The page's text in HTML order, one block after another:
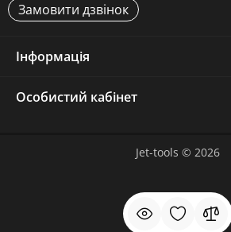
Замовити дзвінок
Інформація
Особистий кабінет
Jet-tools © 2026